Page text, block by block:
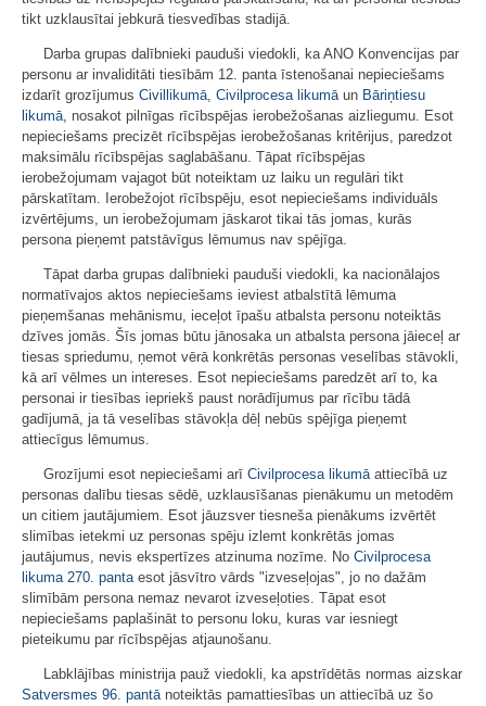
tikt uzklausītai jebkurā tiesvedības stadijā.
Darba grupas dalībnieki pauduši viedokli, ka ANO Konvencijas par
personu ar invaliditāti tiesībām 12. panta īstenošanai nepieciešams
izdarīt grozījumus Civillikumā, Civilprocesa likumāun Bāriņtiesu
likumā, nosakot pilnīgas rīcībspējas ierobežošanas aizliegumu. Esot
nepieciešams precizēt rīcībspējas ierobežošanas kritērijus, paredzot
maksimālu rīcībspējas saglabāšanu. Tāpat rīcībspējas
ierobežojumam vajagot būt noteiktam uz laiku un regulāri tikt
pārskatītam. Ierobežojot rīcībspēju, esot nepieciešams individuāls
izvērtējums, un ierobežojumam jāskarot tikai tās jomas, kurās
persona pieņemt patstāvīgus lēmumus nav spējīga.
Tāpat darba grupas dalībnieki pauduši viedokli, ka nacionālajos
normatīvajos aktos nepieciešams ieviest atbalstītā lēmuma
pieņemšanas mehānismu, ieceļot īpašu atbalsta personu noteiktās
dzīves jomās. Šīs jomas būtu jānosaka un atbalsta persona jāieceļ ar
tiesas spriedumu, ņemot vērā konkrētās personas veselības stāvokli,
kā arī vēlmes un intereses. Esot nepieciešams paredzēt arī to, ka
personai ir tiesības iepriekš paust norādījumus par rīcību tādā
gadījumā, ja tā veselības stāvokļa dēļ nebūs spējīga pieņemt
attiecīgus lēmumus.
Grozījumi esot nepieciešami arī Civilprocesa likumāattiecībā uz
personas dalību tiesas sēdē, uzklausīšanas pienākumu un metodēm
un citiem jautājumiem. Esot jāuzsver tiesneša pienākums izvērtēt
slimības ietekmi uz personas spēju izlemt konkrētās jomas
jautājumus, nevis ekspertīzes atzinuma nozīme. No Civilprocesa
likuma 270. pantaesot jāsvītro vārds "izveseļojas", jo no dažām
slimībām persona nemaz nevarot izveseļoties. Tāpat esot
nepieciešams paplašināt to personu loku, kuras var iesniegt
pieteikumu par rīcībspējas atjaunošanu.
Labklājības ministrija pauž viedokli, ka apstrīdētās normas aizskar
Satversmes 96. pantānoteiktās pamattiesības un attiecībā uz šo